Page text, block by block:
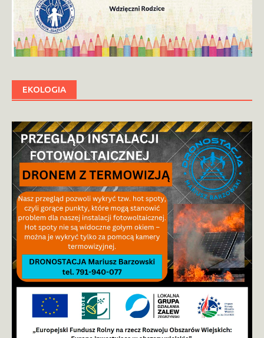
EKOLOGIA